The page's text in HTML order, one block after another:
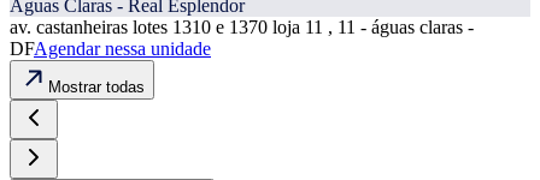
Águas Claras - Real Esplendor
av. castanheiras lotes 1310 e 1370 loja 11 , 11 - águas claras -
DFAgendar nessa unidade
Mostrar todas